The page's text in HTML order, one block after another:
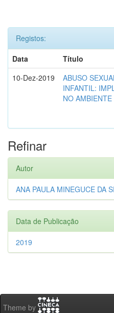
Registos:
Data
Título
10-Dez-2019
ABUSO
INFANTIL:
NO
Refinar
Autor
ANA PAULA MINEGUCE DA
Data de Publicação
2019
Theme by